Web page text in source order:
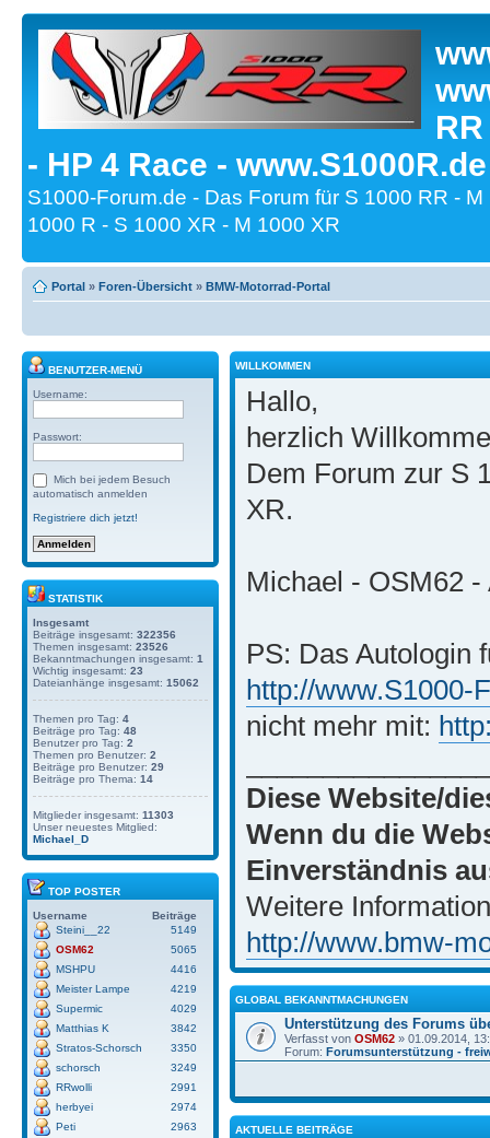
- HP 4 Race -
S1000-Forum.de - Das Forum für S 1000 RR -
1000 R - S 1000 XR - M 1000 XR
Portal » Foren-Übersicht » BMW-Motorrad-Portal
BENUTZER-MENÜ
Username:
Passwort:
Mich bei jedem Besuch
automatisch anmelden
Registriere dich jetzt!
STATISTIK
Insgesamt
Beiträge insgesamt: 322356
Themen insgesamt: 23526
Bekanntmachungen insgesamt: 1
Wichtig insgesamt: 23
Dateianhänge insgesamt: 15062
Themen pro Tag: 4
Beiträge pro Tag: 48
Benutzer pro Tag: 2
Themen pro Benutzer: 2
Beiträge pro Benutzer: 29
Beiträge pro Thema: 14
Mitglieder insgesamt: 11303
Unser neuestes Mitglied:
Michael_D
TOP POSTER
Username
Beiträge
Steini__22
5149
OSM62
5065
MSHPU
4416
Meister Lampe
4219
Supermic
4029
Matthias K
3842
Stratos-Schorsch
3350
schorsch
3249
RRwolli
2991
herbyei
2974
Peti
2963
WILLKOMMEN
Hallo,
herzlich
Dem Forum zur S
XR.
Michael - OSM62
PS: Das Autologin
http://www.S1000-
nicht mehr mit:
Diese Website/
Wenn du die
Einverständnis
Weitere
http://www.bmw-
GLOBAL BEKANNTMACHUNGEN
Unterstützung des Forums
Verfasst von OSM62 » 01.09.2014,
Forum: Forumsunterstützung -
AKTUELLE BEITRÄGE